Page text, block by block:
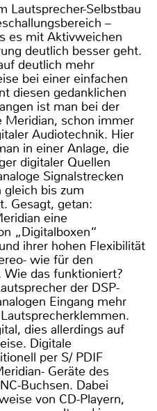
Lautsprecher-Selbstbau
–
es mit Aktivweichen
deutlich besser geht.
deutlich mehr
bei einer einfachen
diesen gedanklichen
ist man bei der
Meridian, schon immer
Audiotechnik. Hier
in einer Anlage, die
digitaler Quellen
Signalstrecken
bis zum
Gesagt, getan:
eine
„Digitalboxen“
ihrer hohen Flexibilität
wie für den
Wie das funktioniert?
der DSP-
Eingang mehr
dies allerdings auf
Digitale
per S/ PDIF
Geräte des
Buchsen. Dabei
von CD-Playern,